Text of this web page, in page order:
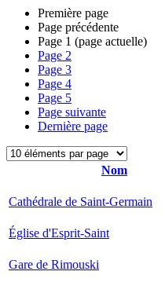
Première page
Page précédente
Page 1 (page actuelle)
Page 2
Page 3
Page 4
Page 5
Page suivante
Dernière page
Nom
Cathédrale de Saint-Germain
Église d'Esprit-Saint
Gare de Rimouski